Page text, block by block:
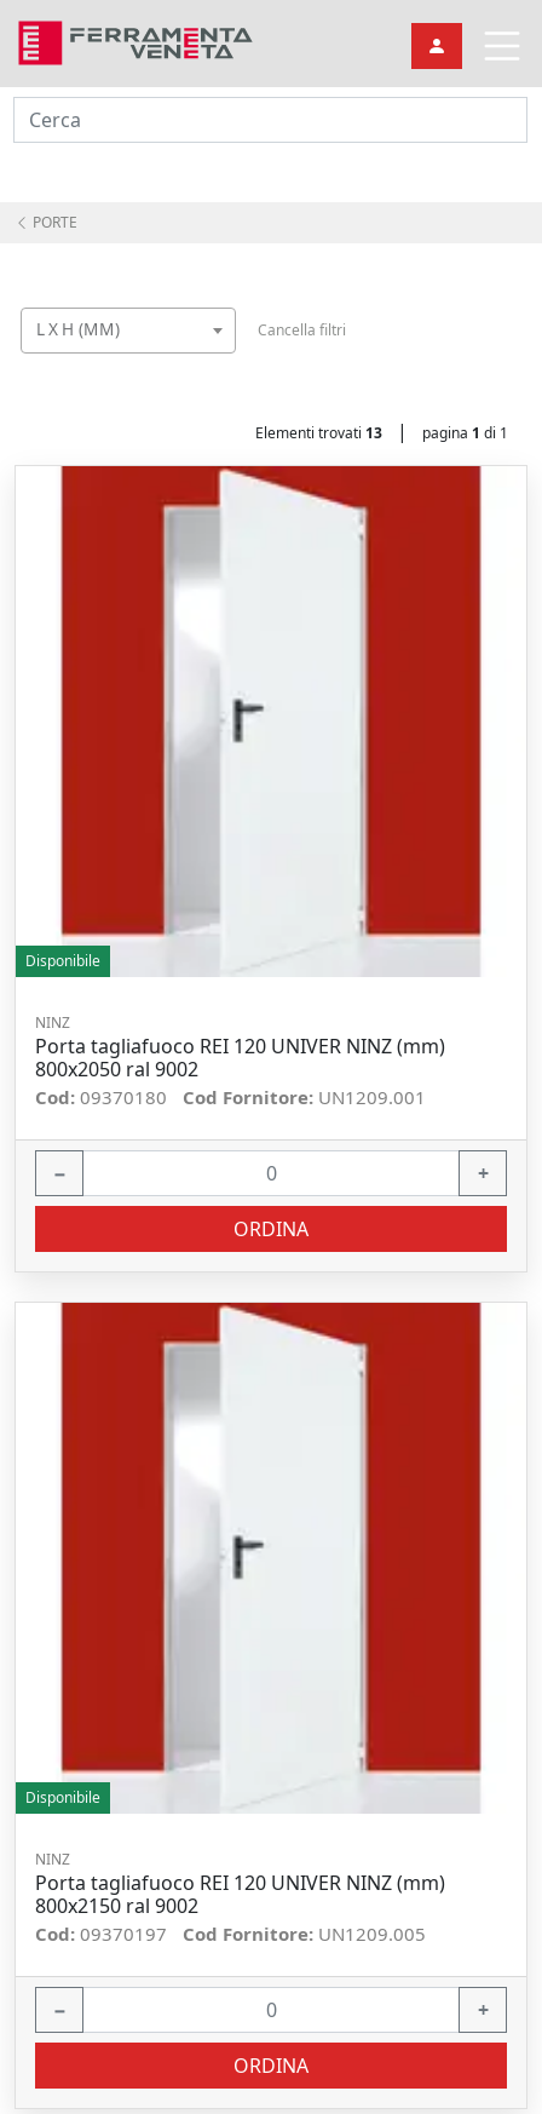
Cerca
PORTE
L X H (MM) Cancella filtri
Elementi trovati 13 | pagina 1 di 1
Disponibile
NINZ
Porta tagliafuoco REI 120 UNIVER NINZ (mm)
800x2050 ral 9002
Cod: 09370180 Cod Fornitore: UN1209.001
− +
ORDINA
Disponibile
NINZ
Porta tagliafuoco REI 120 UNIVER NINZ (mm)
800x2150 ral 9002
Cod: 09370197 Cod Fornitore: UN1209.005
− +
ORDINA